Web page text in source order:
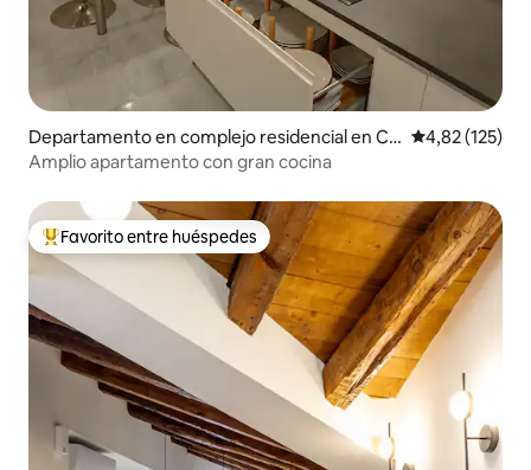
Departamento en complejo residencial en Ca
stellón de la Plana
Calificación
4,82 (125)
Amplio apartamento con gran cocina
Favorito entre los huéspedes más destacados
Favorito entre huéspedes